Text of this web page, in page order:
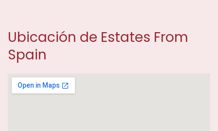
Ubicación de Estates From
Spain